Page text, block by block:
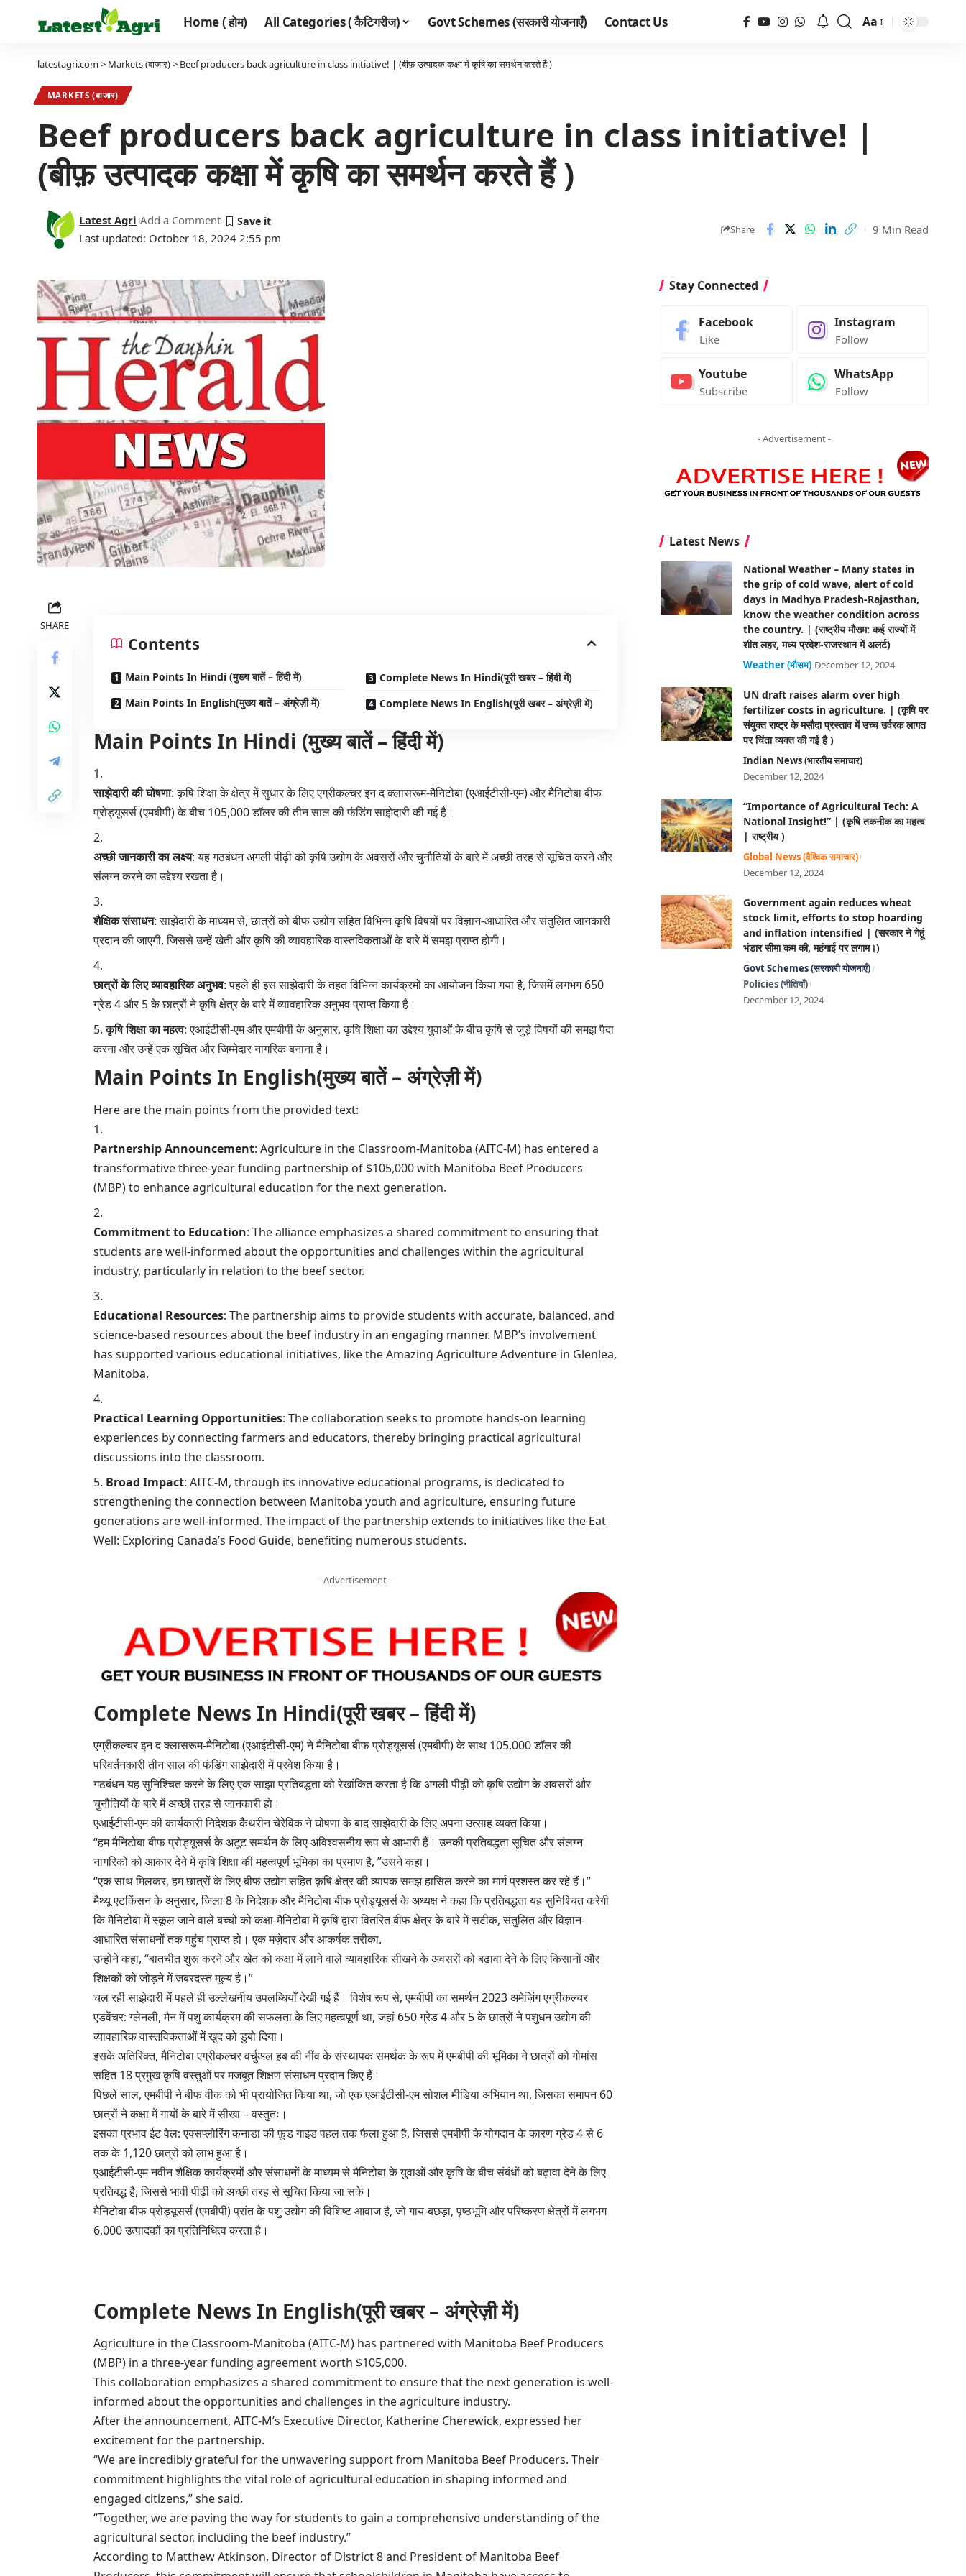
Home ( होम) All Categories ( कैटिगरीज) Govt Schemes (सरकारी योजनाएँ) Contact Us Aa
latestagri.com> Markets (बाजार)> Beef producers back agriculture in class initiative! | (बीफ़ उत्पादक कक्षा में कृषि का समर्थन करते हैं )
MARKETS (बाजार)
Beef producers back agriculture in class initiative! |
(बीफ़ उत्पादक कक्षा में कृषि का समर्थन करते हैं )
Last updated: October 18, 2024 2:55 pm
Latest Agri Add a Comment
Share 9 Min Read
SHARE
Contents
Main Points In Hindi (मुख्य बातें – हिंदी में)
Main Points In English(मुख्य बातें – अंग्रेज़ी में)
Complete News In Hindi(पूरी खबर – हिंदी में)
Complete News In English(पूरी खबर – अंग्रेज़ी में)
Main Points In Hindi (मुख्य बातें – हिंदी में)
साझेदारी की घोषणा: कृषि शिक्षा के क्षेत्र में सुधार के लिए एग्रीकल्चर इन द क्लासरूम-मैनिटोबा (एआईटीसी-एम) और मैनिटोबा बीफ
प्रोड्यूसर्स (एमबीपी) के बीच 105,000 डॉलर की तीन साल की फंडिंग साझेदारी की गई है।
अच्छी जानकारी का लक्ष्य: यह गठबंधन अगली पीढ़ी को कृषि उद्योग के अवसरों और चुनौतियों के बारे में अच्छी तरह से सूचित करने और
संलग्न करने का उद्देश्य रखता है।
शैक्षिक संसाधन: साझेदारी के माध्यम से, छात्रों को बीफ उद्योग सहित विभिन्न कृषि विषयों पर विज्ञान-आधारित और संतुलित जानकारी
प्रदान की जाएगी, जिससे उन्हें खेती और कृषि की व्यावहारिक वास्तविकताओं के बारे में समझ प्राप्त होगी।
छात्रों के लिए व्यावहारिक अनुभव: पहले ही इस साझेदारी के तहत विभिन्न कार्यक्रमों का आयोजन किया गया है, जिसमें लगभग 650
ग्रेड 4 और 5 के छात्रों ने कृषि क्षेत्र के बारे में व्यावहारिक अनुभव प्राप्त किया है।
कृषि शिक्षा का महत्व: एआईटीसी-एम और एमबीपी के अनुसार, कृषि शिक्षा का उद्देश्य युवाओं के बीच कृषि से जुड़े विषयों की समझ पैदा
करना और उन्हें एक सूचित और जिम्मेदार नागरिक बनाना है।
Main Points In English(मुख्य बातें – अंग्रेज़ी में)
Here are the main points from the provided text:
Partnership Announcement: Agriculture in the Classroom-Manitoba (AITC-M) has entered a
transformative three-year funding partnership of $105,000 with Manitoba Beef Producers
(MBP) to enhance agricultural education for the next generation.
Commitment to Education: The alliance emphasizes a shared commitment to ensuring that
students are well-informed about the opportunities and challenges within the agricultural
industry, particularly in relation to the beef sector.
Educational Resources: The partnership aims to provide students with accurate, balanced, and
science-based resources about the beef industry in an engaging manner. MBP’s involvement
has supported various educational initiatives, like the Amazing Agriculture Adventure in Glenlea,
Manitoba.
Practical Learning Opportunities: The collaboration seeks to promote hands-on learning
experiences by connecting farmers and educators, thereby bringing practical agricultural
discussions into the classroom.
Broad Impact: AITC-M, through its innovative educational programs, is dedicated to
strengthening the connection between Manitoba youth and agriculture, ensuring future
generations are well-informed. The impact of the partnership extends to initiatives like the Eat
Well: Exploring Canada’s Food Guide, benefiting numerous students.
- Advertisement -
Complete News In Hindi(पूरी खबर – हिंदी में)
एग्रीकल्चर इन द क्लासरूम-मैनिटोबा (एआईटीसी-एम) ने मैनिटोबा बीफ प्रोड्यूसर्स (एमबीपी) के साथ 105,000 डॉलर की
परिवर्तनकारी तीन साल की फंडिंग साझेदारी में प्रवेश किया है।
गठबंधन यह सुनिश्चित करने के लिए एक साझा प्रतिबद्धता को रेखांकित करता है कि अगली पीढ़ी को कृषि उद्योग के अवसरों और
चुनौतियों के बारे में अच्छी तरह से जानकारी हो।
एआईटीसी-एम की कार्यकारी निदेशक कैथरीन चेरेविक ने घोषणा के बाद साझेदारी के लिए अपना उत्साह व्यक्त किया।
“हम मैनिटोबा बीफ प्रोड्यूसर्स के अटूट समर्थन के लिए अविश्वसनीय रूप से आभारी हैं। उनकी प्रतिबद्धता सूचित और संलग्न
नागरिकों को आकार देने में कृषि शिक्षा की महत्वपूर्ण भूमिका का प्रमाण है, ”उसने कहा।
“एक साथ मिलकर, हम छात्रों के लिए बीफ उद्योग सहित कृषि क्षेत्र की व्यापक समझ हासिल करने का मार्ग प्रशस्त कर रहे हैं।”
मैथ्यू एटकिंसन के अनुसार, जिला 8 के निदेशक और मैनिटोबा बीफ प्रोड्यूसर्स के अध्यक्ष ने कहा कि प्रतिबद्धता यह सुनिश्चित करेगी
कि मैनिटोबा में स्कूल जाने वाले बच्चों को कक्षा-मैनिटोबा में कृषि द्वारा वितरित बीफ क्षेत्र के बारे में सटीक, संतुलित और विज्ञान-
आधारित संसाधनों तक पहुंच प्राप्त हो। एक मज़ेदार और आकर्षक तरीका.
उन्होंने कहा, “बातचीत शुरू करने और खेत को कक्षा में लाने वाले व्यावहारिक सीखने के अवसरों को बढ़ावा देने के लिए किसानों और
शिक्षकों को जोड़ने में जबरदस्त मूल्य है।”
चल रही साझेदारी में पहले ही उल्लेखनीय उपलब्धियाँ देखी गई हैं। विशेष रूप से, एमबीपी का समर्थन 2023 अमेज़िंग एग्रीकल्चर
एडवेंचर: ग्लेनली, मैन में पशु कार्यक्रम की सफलता के लिए महत्वपूर्ण था, जहां 650 ग्रेड 4 और 5 के छात्रों ने पशुधन उद्योग की
व्यावहारिक वास्तविकताओं में खुद को डुबो दिया।
इसके अतिरिक्त, मैनिटोबा एग्रीकल्चर वर्चुअल हब की नींव के संस्थापक समर्थक के रूप में एमबीपी की भूमिका ने छात्रों को गोमांस
सहित 18 प्रमुख कृषि वस्तुओं पर मजबूत शिक्षण संसाधन प्रदान किए हैं।
पिछले साल, एमबीपी ने बीफ वीक को भी प्रायोजित किया था, जो एक एआईटीसी-एम सोशल मीडिया अभियान था, जिसका समापन 60
छात्रों ने कक्षा में गायों के बारे में सीखा – वस्तुतः।
इसका प्रभाव ईट वेल: एक्सप्लोरिंग कनाडा की फ़ूड गाइड पहल तक फैला हुआ है, जिससे एमबीपी के योगदान के कारण ग्रेड 4 से 6
तक के 1,120 छात्रों को लाभ हुआ है।
एआईटीसी-एम नवीन शैक्षिक कार्यक्रमों और संसाधनों के माध्यम से मैनिटोबा के युवाओं और कृषि के बीच संबंधों को बढ़ावा देने के लिए
प्रतिबद्ध है, जिससे भावी पीढ़ी को अच्छी तरह से सूचित किया जा सके।
मैनिटोबा बीफ प्रोड्यूसर्स (एमबीपी) प्रांत के पशु उद्योग की विशिष्ट आवाज है, जो गाय-बछड़ा, पृष्ठभूमि और परिष्करण क्षेत्रों में लगभग
6,000 उत्पादकों का प्रतिनिधित्व करता है।
Complete News In English(पूरी खबर – अंग्रेज़ी में)
Agriculture in the Classroom-Manitoba (AITC-M) has partnered with Manitoba Beef Producers
(MBP) in a three-year funding agreement worth $105,000.
This collaboration emphasizes a shared commitment to ensure that the next generation is well-
informed about the opportunities and challenges in the agriculture industry.
After the announcement, AITC-M’s Executive Director, Katherine Cherewick, expressed her
excitement for the partnership.
“We are incredibly grateful for the unwavering support from Manitoba Beef Producers. Their
commitment highlights the vital role of agricultural education in shaping informed and
engaged citizens,” she said.
“Together, we are paving the way for students to gain a comprehensive understanding of the
agricultural sector, including the beef industry.”
According to Matthew Atkinson, Director of District 8 and President of Manitoba Beef
Stay Connected
Facebook
Like
Instagram
Follow
Youtube
Subscribe
WhatsApp
Follow
- Advertisement -
Latest News
National Weather – Many states in
the grip of cold wave, alert of cold
days in Madhya Pradesh-Rajasthan,
know the weather condition across
the country. | (राष्ट्रीय मौसम: कई राज्यों में
शीत लहर, मध्य प्रदेश-राजस्थान में अलर्ट)
Weather (मौसम) December 12, 2024
UN draft raises alarm over high
fertilizer costs in agriculture. | (कृषि पर
संयुक्त राष्ट्र के मसौदा प्रस्ताव में उच्च उर्वरक लागत
पर चिंता व्यक्त की गई है )
Indian News (भारतीय समाचार)
December 12, 2024
“Importance of Agricultural Tech: A
National Insight!” | (कृषि तकनीक का महत्व
| राष्ट्रीय )
Global News (वैश्विक समाचार)
December 12, 2024
Government again reduces wheat
stock limit, efforts to stop hoarding
and inflation intensified | (सरकार ने गेहूं
भंडार सीमा कम की, महंगाई पर लगाम।)
Govt Schemes (सरकारी योजनाएँ)
Policies (नीतियाँ)
December 12, 2024